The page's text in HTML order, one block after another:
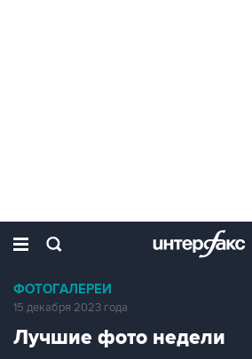
ФОТОГАЛЕРЕИ
15 декабря 2023 года
Лучшие фото недели